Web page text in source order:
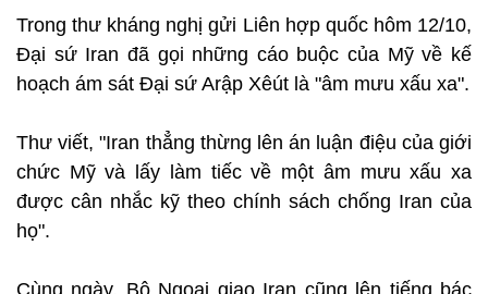
Trong thư kháng nghị gửi Liên hợp quốc hôm 12/10,
Đại sứ Iran đã gọi những cáo buộc của Mỹ về kế
hoạch ám sát Đại sứ Arập Xêút là "âm mưu xấu xa".
Thư viết, "Iran thẳng thừng lên án luận điệu của giới
chức Mỹ và lấy làm tiếc về một âm mưu xấu xa
được cân nhắc kỹ theo chính sách chống Iran của
họ".
Cùng ngày, Bộ Ngoại giao Iran cũng lên tiếng bác